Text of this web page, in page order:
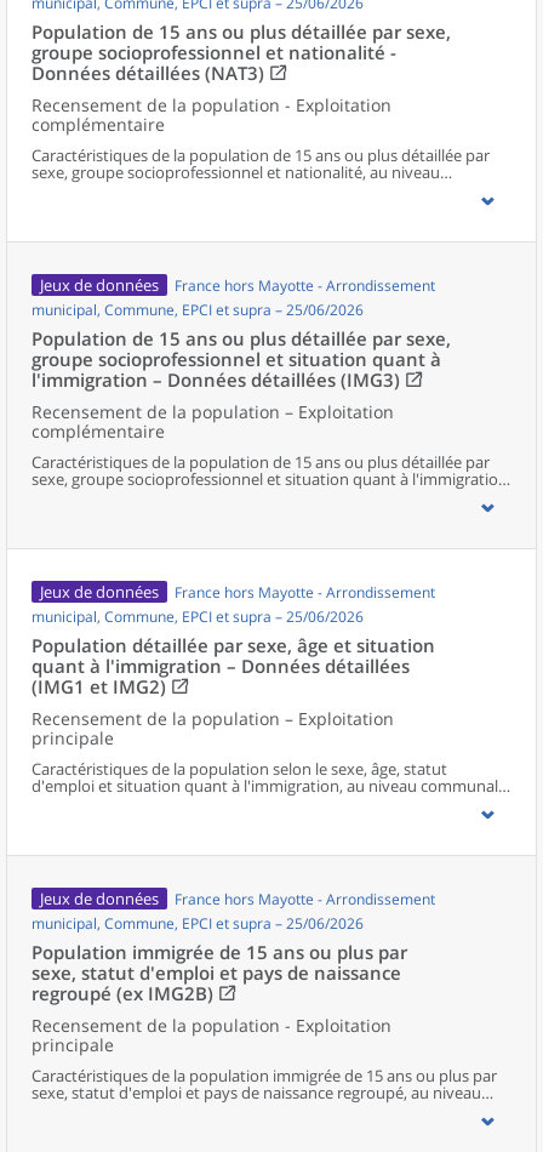
Population de 15 ans ou plus détaillée par sexe,
groupe socioprofessionnel et nationalité -
Données détaillées (NAT3)
Recensement de la population - Exploitation
complémentaire
Caractéristiques de la population de 15 ans ou plus détaillée par
sexe, groupe socioprofessionnel et nationalité, au niveau
communal et supracommunal pour la France hors Mayotte.
Jeux de données
France hors Mayotte - Arrondissement
municipal, Commune, EPCI et supra – 25/06/2026
Population de 15 ans ou plus détaillée par sexe,
groupe socioprofessionnel et situation quant à
l'immigration – Données détaillées (IMG3)
Recensement de la population – Exploitation
complémentaire
Caractéristiques de la population de 15 ans ou plus détaillée par
sexe, groupe socioprofessionnel et situation quant à l'immigration,
au niveau communal et supracommunal pour la France hors
Jeux de données
France hors Mayotte - Arrondissement
municipal, Commune, EPCI et supra – 25/06/2026
Population détaillée par sexe, âge et situation
quant à l'immigration – Données détaillées
(IMG1 et IMG2)
Recensement de la population – Exploitation
principale
Caractéristiques de la population selon le sexe, âge, statut
d'emploi et situation quant à l'immigration, au niveau communal
et supracommunal pour la France hors Mayotte.
Jeux de données
France hors Mayotte - Arrondissement
municipal, Commune, EPCI et supra – 25/06/2026
Population immigrée de 15 ans ou plus par
sexe, statut d'emploi et pays de naissance
regroupé (ex IMG2B)
Recensement de la population - Exploitation
principale
Caractéristiques de la population immigrée de 15 ans ou plus par
sexe, statut d'emploi et pays de naissance regroupé, au niveau
communal et supracommunal pour la France hors Mayotte